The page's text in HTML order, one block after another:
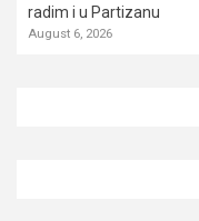
radim i u Partizanu
August 6, 2026